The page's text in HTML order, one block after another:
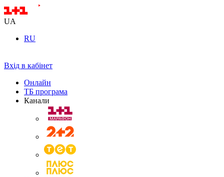
UA
RU
Вхід в кабінет
Онлайн
ТБ програма
Канали